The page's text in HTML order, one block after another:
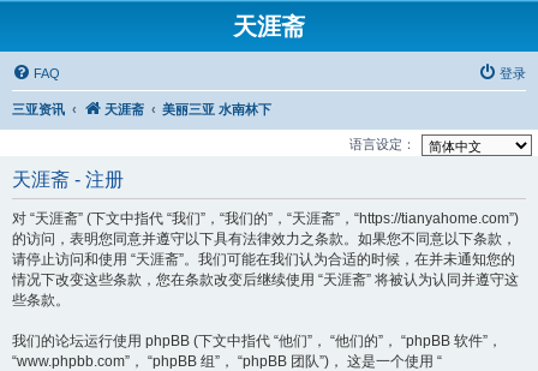
天涯斋
FAQ 登录
三亚资讯 天涯斋 美丽三亚 水南林下
语言设定：
天涯斋 - 注册
对 “天涯斋” (下文中指代 “我们”，“我们的”，“天涯斋”，“https://tianyahome.com”)
的访问，表明您同意并遵守以下具有法律效力之条款。如果您不同意以下条款，
请停止访问和使用 “天涯斋”。我们可能在我们认为合适的时候，在并未通知您的
情况下改变这些条款，您在条款改变后继续使用 “天涯斋” 将被认为认同并遵守这
些条款。
我们的论坛运行使用 phpBB (下文中指代 “他们”， “他们的”， “phpBB 软件”，
“www.phpbb.com”， “phpBB 组”， “phpBB 团队”)， 这是一个使用 “